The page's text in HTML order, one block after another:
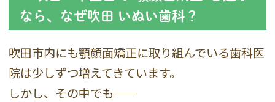
なら、なぜ吹田 いぬい歯科？
吹田市内にも顎顔面矯正に取り組んでいる歯科医
院は少しずつ増えてきています。
しかし、その中でも──